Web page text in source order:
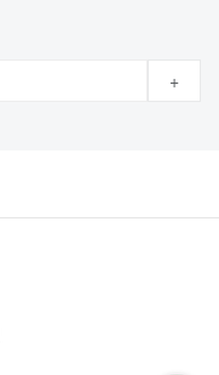
+